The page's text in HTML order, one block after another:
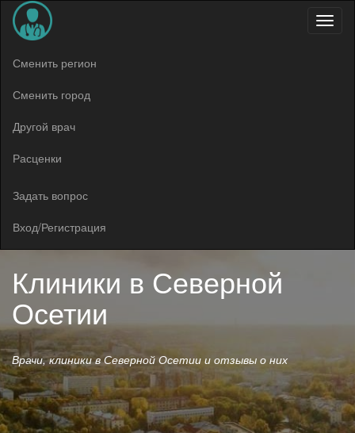
Меню
Сменить регион
Сменить город
Другой врач
Расценки
Задать вопрос
Вход/Регистрация
Клиники в Северной
Осетии
Врачи, клиники в Северной Осетии и отзывы о них